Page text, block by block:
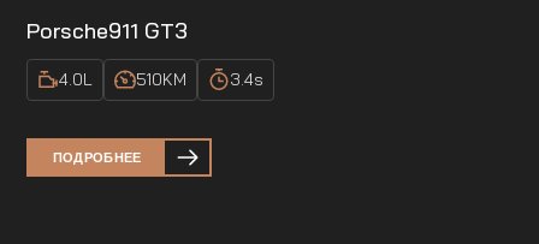
Porsche911 GT3
4.0L 510KM 3.4s
ПОДРОБНЕЕ